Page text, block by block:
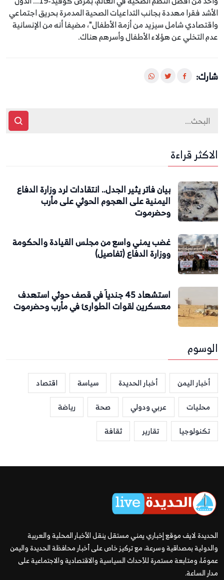
الأشد فقرا مهددة بجانب التداعيات الصحية المدمرة بحريق اجتماعي
واقتصادي شامل سيزيد من أزمة الأطفال"، مضيفا أنه من الإنسانية
عدم التخلي عن هؤلاء الأطفال وأسرهم هناك.
شارك:
الاكثر قراءة
بيان فاتر يثير الجدل.. انتقادات لرد وزارة الدفاع
اليمنية على الهجوم الحوثي على مأرب
وحضرموت
غضب يمني واسع من مجلس القيادة والحكومة
ووزارة الدفاع (تفاصيل)
استشهاد 45 جندياً في قصف حوثي استهدف
معسكرين لقوات الطوارئ في مأرب وحضرموت
الوسوم
أخبار اليمن أخبار الحديدة سياسة
اقتصاد
محليات
عربي ودولي صحة
رياضة
تكنولوجيا
تقارير ثقافة
الحديدة لايف موقع إخباري يمني مستقل ينقل الأخبار المحلية والعربية
والدولية بمصداقية وسرعة، مع تركيز خاص على أخبار محافظة الحديدة واليمن
عمومًا، ومتابعة مستمرة للأحداث السياسية والاقتصادية والاجتماعية على
مدار الساعة.